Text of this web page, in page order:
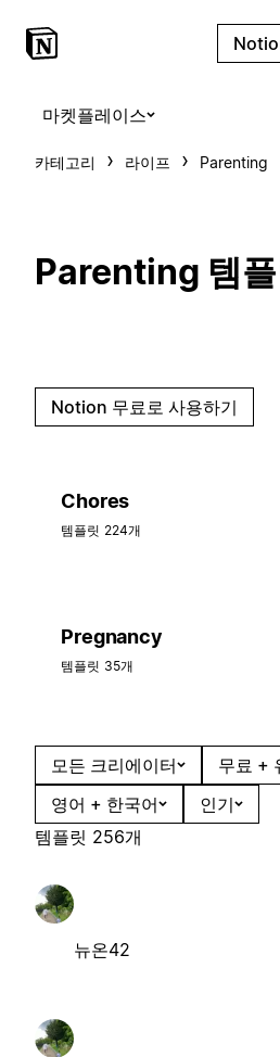
마켓플레이스
카테고리 라이프 Parenting
Parenting 템
Notion 무료로 사용하기
Chores
템플릿 224개
Pregnancy
템플릿 35개
모든 크리에이터
무료 +
영어 + 한국어
인기
템플릿 256개
뉴온42